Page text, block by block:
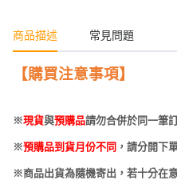
商品描述 常見問題
【購買注意事項】
※現貨與預購品請勿合併於同一筆
※預購品到貨月份不同 ，請分開下
※商品出貨為隨機寄出，若十分在